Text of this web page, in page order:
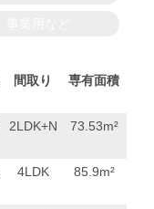
間取り 専有面積
2LDK+N 73.53m²
4LDK 85.9m²